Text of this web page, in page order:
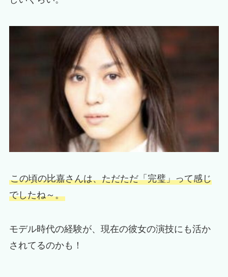
この頃の比嘉さんは、ただただ「完璧」って感じ
でしたね～。
モデル時代の経験が、現在の彼女の演技にも活か
されてるのかも！